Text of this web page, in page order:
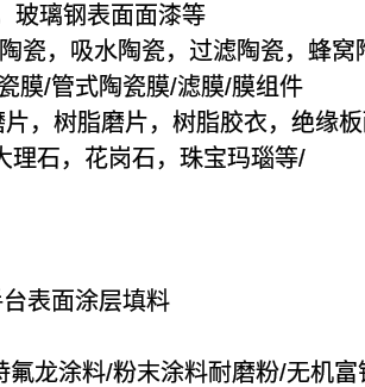
玻璃钢表面面漆等
瓷，吸水陶瓷，过滤陶瓷，蜂窝
膜/管式陶瓷膜/滤膜/膜组件
，树脂磨片，树脂胶衣，绝缘
理石，花岗石，珠宝玛瑙等/
表面涂层填料
龙涂料/粉末涂料耐磨粉/无机富